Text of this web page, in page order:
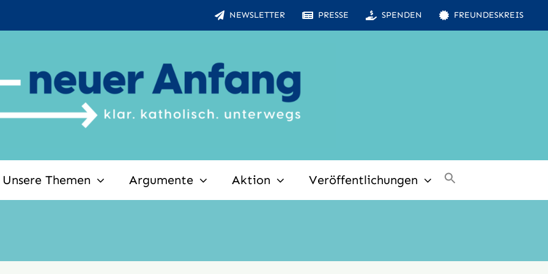
NEWSLETTER PRESSE SPENDEN FREUNDESKREIS
Unsere Themen Argumente Aktion Veröffentlichungen